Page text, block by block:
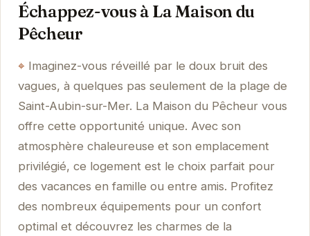
Échappez-vous à La Maison du
Pêcheur
Imaginez-vous réveillé par le doux bruit des
vagues, à quelques pas seulement de la plage de
Saint-Aubin-sur-Mer. La Maison du Pêcheur vous
offre cette opportunité unique. Avec son
atmosphère chaleureuse et son emplacement
privilégié, ce logement est le choix parfait pour
des vacances en famille ou entre amis. Profitez
des nombreux équipements pour un confort
optimal et découvrez les charmes de la